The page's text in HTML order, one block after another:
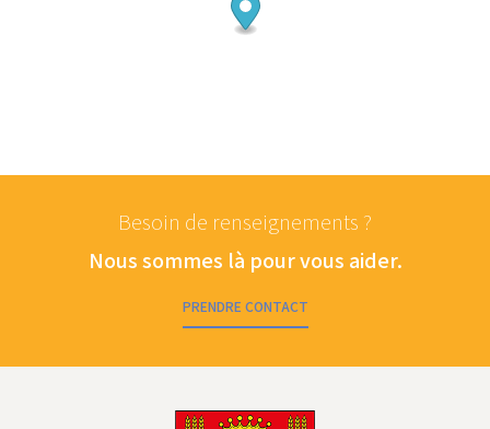
Besoin de renseignements ?
Nous sommes là pour vous aider.
PRENDRE CONTACT